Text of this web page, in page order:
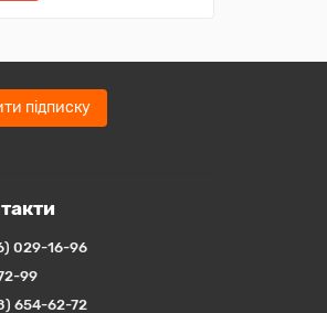
підписку
029-16-96
99
654-62-72